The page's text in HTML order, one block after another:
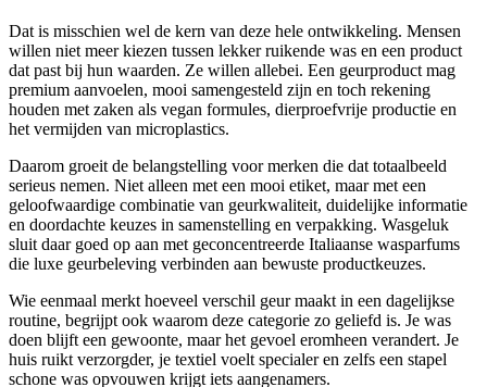
Dat is misschien wel de kern van deze hele ontwikkeling. Mensen
willen niet meer kiezen tussen lekker ruikende was en een product
dat past bij hun waarden. Ze willen allebei. Een geurproduct mag
premium aanvoelen, mooi samengesteld zijn en toch rekening
houden met zaken als vegan formules, dierproefvrije productie en
het vermijden van microplastics.
Daarom groeit de belangstelling voor merken die dat totaalbeeld
serieus nemen. Niet alleen met een mooi etiket, maar met een
geloofwaardige combinatie van geurkwaliteit, duidelijke informatie
en doordachte keuzes in samenstelling en verpakking. Wasgeluk
sluit daar goed op aan met geconcentreerde Italiaanse wasparfums
die luxe geurbeleving verbinden aan bewuste productkeuzes.
Wie eenmaal merkt hoeveel verschil geur maakt in een dagelijkse
routine, begrijpt ook waarom deze categorie zo geliefd is. Je was
doen blijft een gewoonte, maar het gevoel eromheen verandert. Je
huis ruikt verzorgder, je textiel voelt specialer en zelfs een stapel
schone was opvouwen krijgt iets aangenamers.